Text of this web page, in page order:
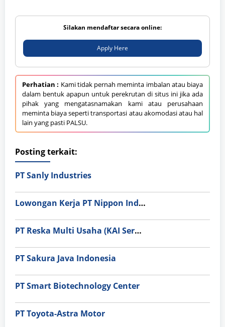
Silakan mendaftar secara online:
Apply Here
Perhatian : Kami tidak pernah meminta imbalan atau biaya
dalam bentuk apapun untuk perekrutan di situs ini jika ada
pihak yang mengatasnamakan kami atau perusahaan
meminta biaya seperti transportasi atau akomodasi atau hal
lain yang pasti PALSU.
Posting terkait:
PT Sanly Industries
Lowongan Kerja PT Nippon Indosari Corpindo Tbk. Bulan Agustus 2026
PT Reska Multi Usaha (KAI Services)
PT Sakura Java Indonesia
PT Smart Biotechnology Center
PT Toyota-Astra Motor